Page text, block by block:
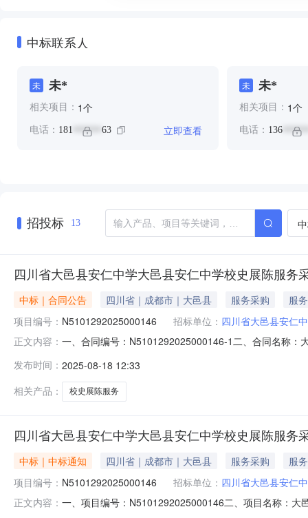
中标联系人
未 未*
相关项目： 1个
电话： 181 ****** 63 立即查看
未 未*
相关项目： 1个
电话： 136
招投标 13
四川省大邑县安仁中学大邑县安仁中学校史展陈服务
中标｜合同公告 四川省｜成都市｜大邑县 服务采购
服务
项目编号： N5101292025000146 招标单位： 四川省大邑县安仁
正文内容： 一、合同编号：N5101292025000146-1二、合同名称：
省成都市锦江区桦彩路158号1栋一单元1号A219联系方
发布时间： 2025-08-18 12:33
相关产品：
校史展陈服务
四川省大邑县安仁中学大邑县安仁中学校史展陈服务
中标｜中标通知 四川省｜成都市｜大邑县 服务采购
服务
项目编号： N5101292025000146 招标单位： 四川省大邑县安仁
正文内容： 一、项目编号：N5101292025000146二、项目名称：大